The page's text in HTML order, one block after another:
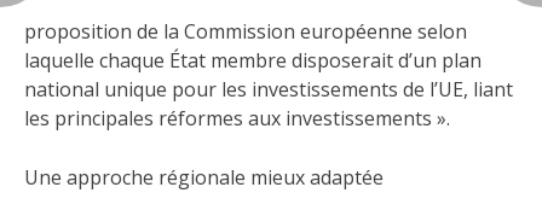
proposition de la Commission européenne selon
laquelle chaque État membre disposerait d’un plan
national unique pour les investissements de l’UE, liant
les principales réformes aux investissements ».
Une approche régionale mieux adaptée